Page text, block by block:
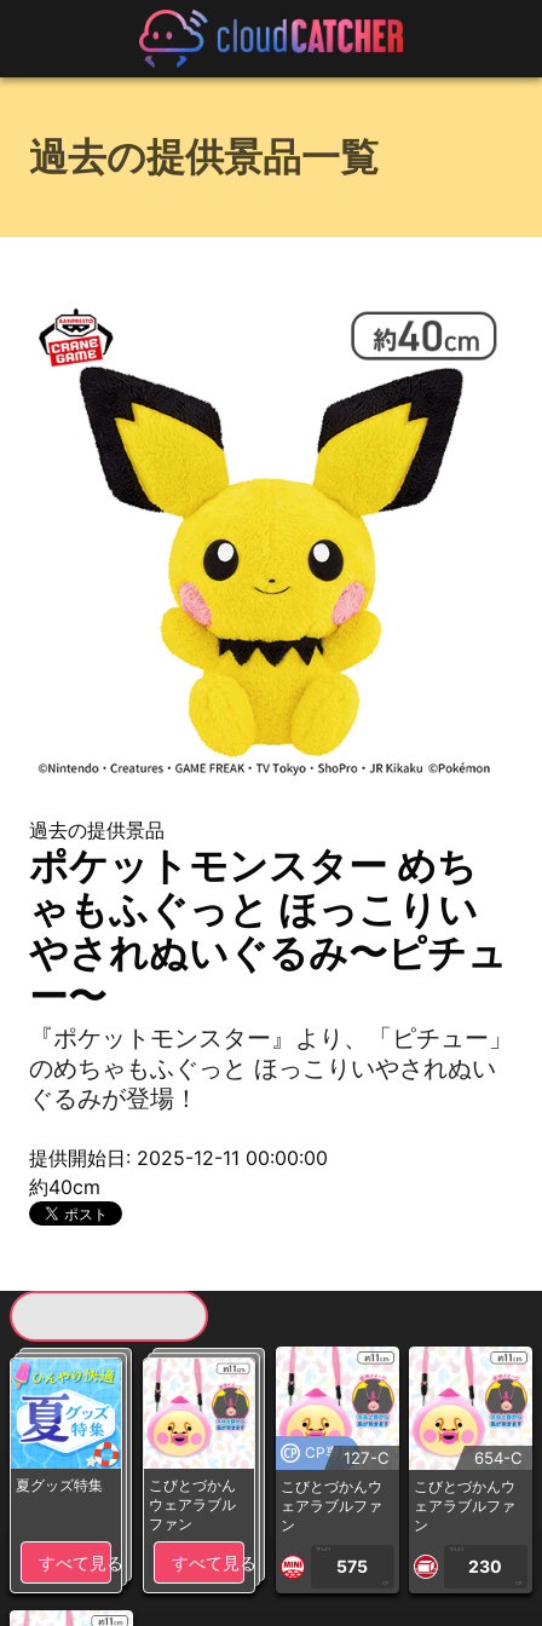
過去の提供景品一覧
過去の提供景品
ポケットモンスター めち
ゃもふぐっと ほっこりい
やされぬいぐるみ〜ピチュ
ー〜
『ポケットモンスター』より、「ピチュー」
のめちゃもふぐっと ほっこりいやされぬい
ぐるみが登場！
提供開始日: 2025-12-11 00:00:00
約40cm
夏グッズ特集
すべて見る
こびとづかん
ウェアラブル
ファン
すべて見る
CP専用127-C
こびとづかんウ
ェアラブルファ
ン
1PLAY
575
CP
654-C
こびとづかんウ
ェアラブルファ
ン
1PLAY
230
CP